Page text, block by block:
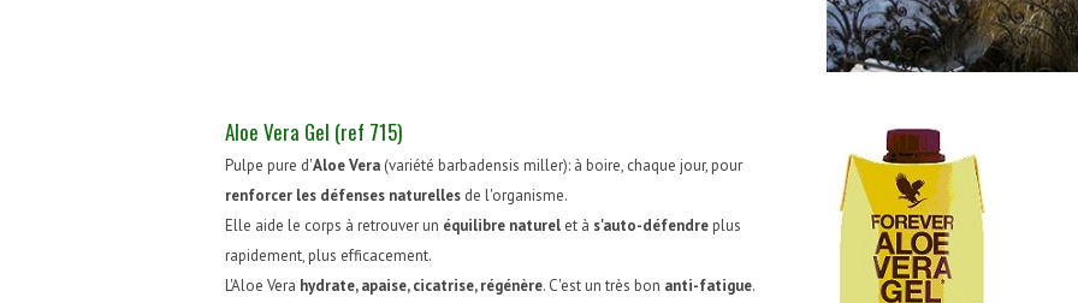
Aloe Vera Gel (ref 715)
Pulpe pure d'Aloe Vera (variété barbadensis miller): à boire, chaque jour, pour
renforcer les défenses naturelles de l'organisme.
Elle aide le corps à retrouver un équilibre naturel et à s'auto-défendreplus
rapidement, plus efficacement.
L'Aloe Vera hydrate, apaise, cicatrise, régénère. C'est un très bon anti-fatigue.